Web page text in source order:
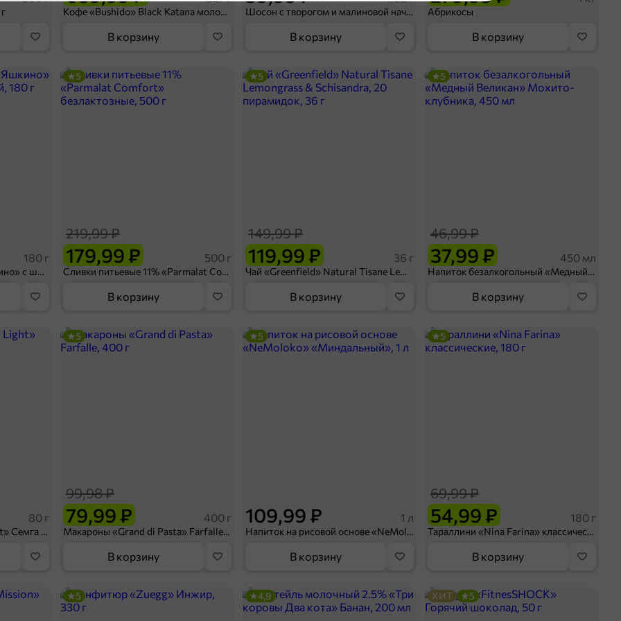
Кофе «Bushido» Black Katana молотый, 227 г
В корзину
Шосон с творогом и малиновой начинкой, 102 г
В корзину
Абрикосы
В корзину
180 г
Вафельный сэндвич «Яшкино» с шоколадной начинкой, 180 г
179,99 ₽
219,99 ₽
500 г
Сливки питьевые 11% «Parmalat Comfort» безлактозные, 500 г
5
В корзину
119,99 ₽
149,99 ₽
36 г
Чай «Greenfield» Natural Tisane Lemongrass & Schisandra, 20 пирамидок, 36 г
5
В корзину
37,99 ₽
46,99 ₽
450 мл
Напиток безалкогольный «Медный Великан» Мохито-клубника, 450 мл
5
В корзину
80 г
Сухарики «Кириешки Light» Семга с сыром, 80 г
79,99 ₽
99,98 ₽
400 г
Макароны «Grand di Pasta» Farfalle, 400 г
5
В корзину
109,99 ₽ 1 л
Напиток на рисовой основе «NeMoloko» «Миндальный», 1 л
5
В корзину
54,99 ₽
69,99 ₽
180 г
Тараллини «Nina Farina» классические, 180 г
5
В корзину
5 4,9 ХИТ 5